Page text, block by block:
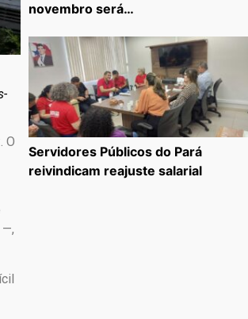
O
—,
novembro será…
Servidores Públicos do Pará
reivindicam reajuste salarial